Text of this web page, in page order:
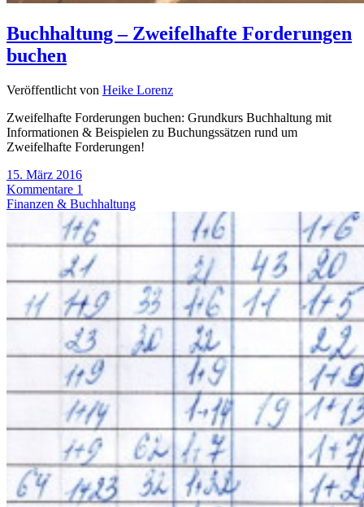
Buchhaltung – Zweifelhafte Forderungen
buchen
Veröffentlicht von Heike Lorenz
Zweifelhafte Forderungen buchen: Grundkurs Buchhaltung mit
Informationen & Beispielen zu Buchungssätzen rund um
Zweifelhafte Forderungen!
15. März 2016
Kommentare 1
Finanzen & Buchhaltung